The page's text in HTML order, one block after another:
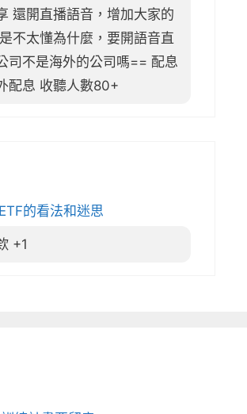
還開直播語音，增加大家的
不太懂為什麼，要開語音直
司不是海外的公司嗎== 配息
配息 收聽人數80+
的看法和迷思
+1